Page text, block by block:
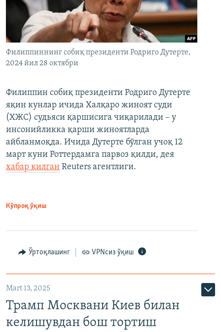
Филиппиннинг собиқ президенти Родриго Дутерте,
2024 йил 28 октябри
Филиппин собиқ президенти Родриго Дутерте
яқин кунлар ичида Халқаро жиноят суди
(ХЖС) судьяси қаршисига чиқарилади – у
инсонийликка қарши жиноятларда
айбланмоқда. Ичида Дутерте бўлган учоқ 12
март куни Роттердамга парвоз қилди, дея
хабар қилган Reuters агентлиги.
Кўпроқ ўқиш
Ўртоқлашинг VPNсиз ўқиш
Mart 13, 2025
Трамп Москвани Киев билан
келишувдан бош тортиш